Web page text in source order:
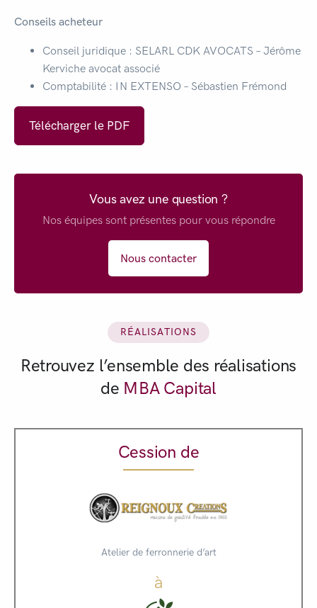
Conseils acheteur
Conseil juridique : SELARL CDK AVOCATS – Jérôme
Kerviche avocat associé
Comptabilité : IN EXTENSO – Sébastien Frémond
Télécharger le PDF
Vous avez une question ?
Nos équipes sont présentes pour vous répondre
Nous contacter
RÉALISATIONS
Retrouvez l’ensemble des réalisations
de MBA Capital
Cession de
Atelier de ferronnerie d’art
à